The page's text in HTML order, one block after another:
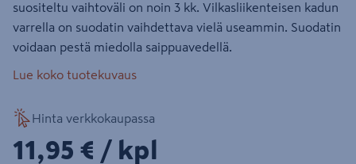
suositeltu vaihtoväli on noin 3 kk. Vilkasliikenteisen kadun
varrella on suodatin vaihdettava vielä useammin. Suodatin
voidaan pestä miedolla saippuavedellä.
Lue koko tuotekuvaus
Hinta verkkokaupassa
11,95€/kpl
11,95 € / kpl